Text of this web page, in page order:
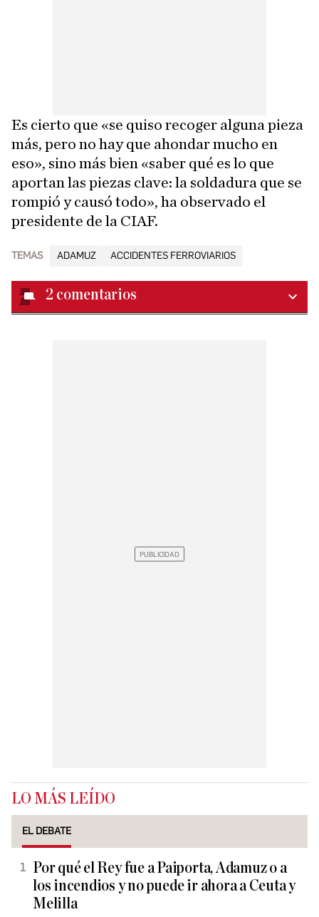
Es cierto que «se quiso recoger alguna pieza
más, pero no hay que ahondar mucho en
eso», sino más bien «saber qué es lo que
aportan las piezas clave: la soldadura que se
rompió y causó todo», ha observado el
presidente de la CIAF.
TEMAS ADAMUZ ACCIDENTES FERROVIARIOS
2 comentarios
LO MÁS LEÍDO
EL DEBATE
Por qué el Rey fue a Paiporta, Adamuz o a
los incendios y no puede ir ahora a Ceuta y
Melilla